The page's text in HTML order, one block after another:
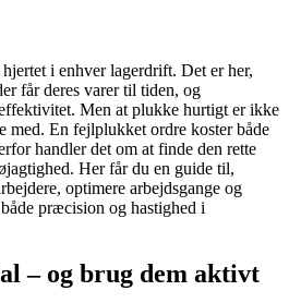
i enhver lagerdrift. Det er her,
får deres varer til tiden, og
Men at plukke hurtigt er ikke
med. En fejlplukket ordre koster både
handler det om at finde den rette
Her får du en guide til,
optimere arbejdsgange og
præcision og hastighed i
– og brug dem aktivt